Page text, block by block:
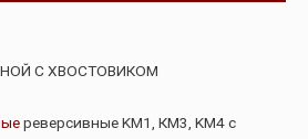
С ХВОСТОВИКОМ
реверсивные KM1, КМ3, KM4 с